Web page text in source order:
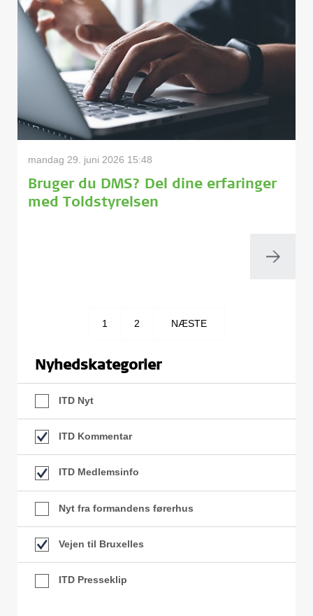
mandag 29. juni 2026 15:48
Bruger du DMS? Del dine erfaringer
med Toldstyrelsen
1 2 NÆSTE
Nyhedskategorier
ITD Nyt
ITD Kommentar
ITD Medlemsinfo
Nyt fra formandens førerhus
Vejen til Bruxelles
ITD Presseklip